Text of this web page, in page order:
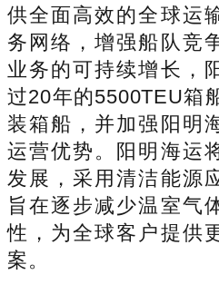
供全面高效的全球运
务网络，增强船队竞
业务的可持续增长，
过20年的5500TEU箱
装箱船，并加强阳明
运营优势。阳明海运
发展，采用清洁能源
旨在逐步减少温室气
性，为全球客户提供
案。